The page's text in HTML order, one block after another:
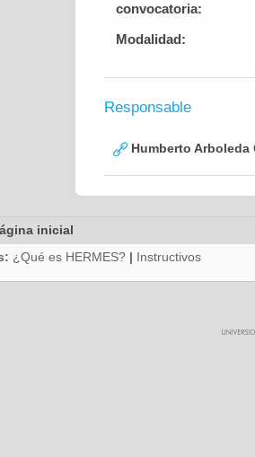
convocatoria:
Modalidad:
Responsable
Humberto Arboleda
inicial
¿Qué es HERMES? | Instructivos